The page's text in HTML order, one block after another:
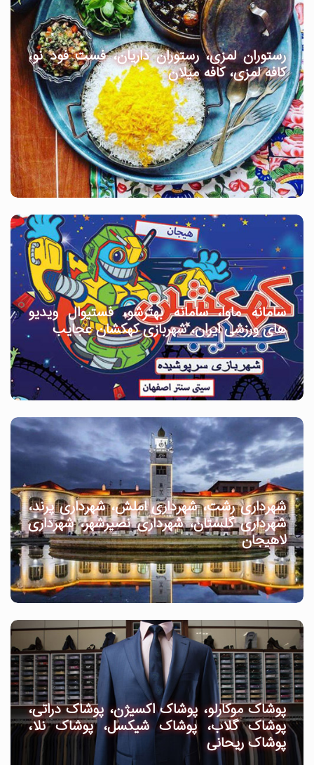
رستوران لمزی، رستوران داریان، فست فود نو،
کافه لمزی، کافه میلان
سامانه ماوا، سامانه بهترشو، فستیوال ویدیو
های ورزشی ایران، شهربازی کهکشان عجایب
شهرداری رشت، شهرداری املش، شهرداری پرند،
شهرداری گلستان، شهرداری نصیرشهر، شهرداری
لاهیجان
پوشاک موکارلو، پوشاک اکسیژن، پوشاک دراتی،
پوشاک گلاب، پوشاک شیکسل، پوشاک نلا،
پوشاک ریحانی